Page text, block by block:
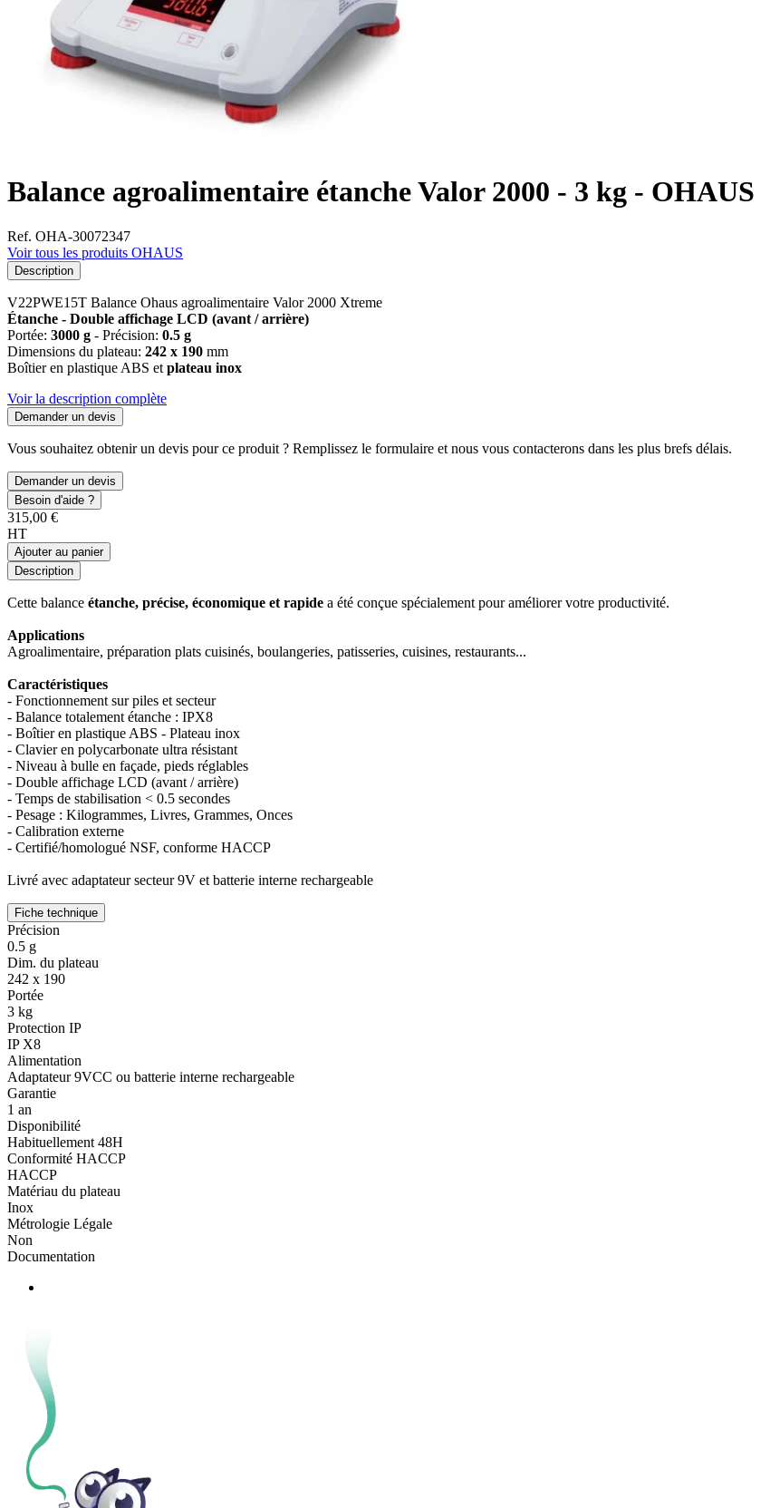
Balance agroalimentaire étanche Valor 2000 - 3 kg - OHAUS
Ref. OHA-30072347
Voir tous les produits OHAUS
Description
V22PWE15T Balance Ohaus agroalimentaire Valor 2000 Xtreme
Étanche - Double affichage LCD (avant / arrière)
Portée: 3000 g - Précision: 0.5 g
Dimensions du plateau: 242 x 190 mm
Boîtier en plastique ABS et plateau inox
Voir la description complète
Demander un devis
Vous souhaitez obtenir un devis pour ce produit ? Remplissez le formulaire et nous vous contacterons dans les plus brefs délais.
Demander un devis
Besoin d'aide ?
315,00 €
HT
Ajouter au panier
Description
Cette balance étanche, précise, économique et rapide a été conçue spécialement pour améliorer votre productivité.
Applications
Agroalimentaire, préparation plats cuisinés, boulangeries, patisseries, cuisines, restaurants...
Caractéristiques
- Fonctionnement sur piles et secteur
- Balance totalement étanche : IPX8
- Boîtier en plastique ABS - Plateau inox
- Clavier en polycarbonate ultra résistant
- Niveau à bulle en façade, pieds réglables
- Double affichage LCD (avant / arrière)
- Temps de stabilisation < 0.5 secondes
- Pesage : Kilogrammes, Livres, Grammes, Onces
- Calibration externe
- Certifié/homologué NSF, conforme HACCP
Livré avec adaptateur secteur 9V et batterie interne rechargeable
Fiche technique
Précision
0.5 g
Dim. du plateau
242 x 190
Portée
3 kg
Protection IP
IP X8
Alimentation
Adaptateur 9VCC ou batterie interne rechargeable
Garantie
1 an
Disponibilité
Habituellement 48H
Conformité HACCP
HACCP
Matériau du plateau
Inox
Métrologie Légale
Non
Documentation